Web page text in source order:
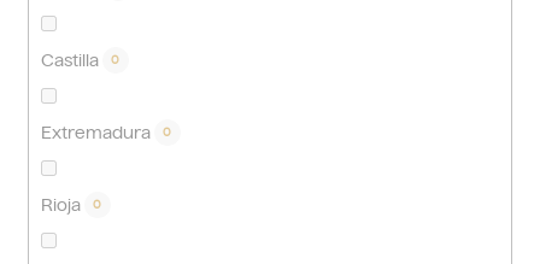
Castilla 0
Extremadura 0
Rioja 0